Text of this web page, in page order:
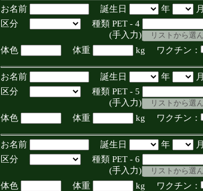
お名前 誕生日 年 月
区分
種類 PET - 4
(手入力)
体色
体重 kg ワクチン：
お名前 誕生日 年 月
区分
種類 PET - 5
(手入力)
体色
体重 kg ワクチン：
お名前 誕生日 年 月
区分
種類 PET - 6
(手入力)
体色
体重 kg ワクチン：